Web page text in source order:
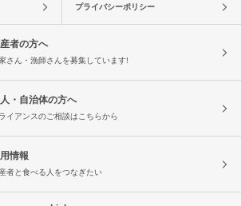
プライバシーポリシー
者の方へ
さん・漁師さんを募集しています!
・自治体の方へ
イアンスのご相談はこちらから
情報
者と食べる人をつなぎたい